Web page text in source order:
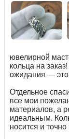
ювелирной
кольца на
ожидания — это
Отдельное
все мои
материалов, а
идеальным.
носится и точно